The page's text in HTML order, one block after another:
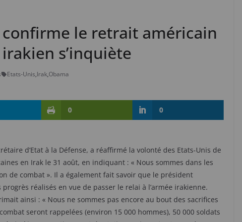
confirme le retrait américain
s’inquiète
Etats-Unis,Irak,Obama
0 0
d’Etat à la Défense, a réaffirmé la volonté des Etats-Unis de
en Irak le 31 août, en indiquant : « Nous sommes dans les
de combat ». Il a également fait savoir que le président
réalisés en vue de passer le relai à l’armée irakienne.
ainsi : « Nous ne sommes pas encore au bout des sacrifices
seront rappelées (environ 15 000 hommes), 50 000 soldats